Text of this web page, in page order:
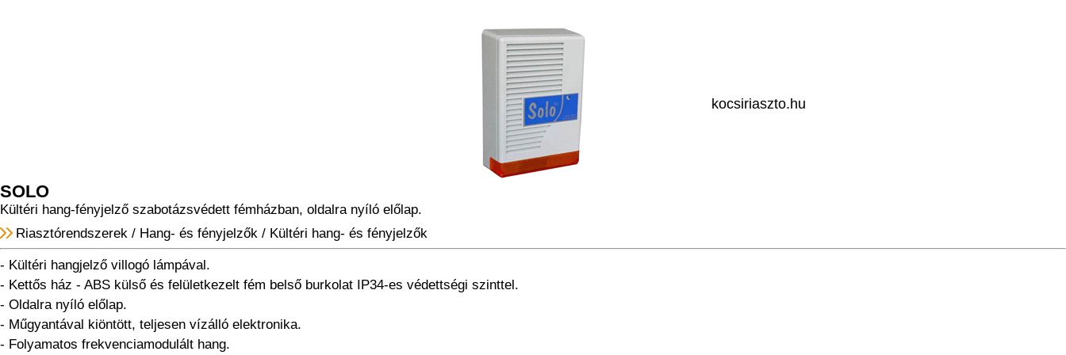
kocsiriaszto.hu
SOLO
Kültéri hang-fényjelző szabotázsvédett fémházban, oldalra nyíló előlap.
Riasztórendszerek / Hang- és fényjelzők / Kültéri hang- és fényjelzők
- Kültéri hangjelző villogó lámpával.
- Kettős ház - ABS külső és felületkezelt fém belső burkolat IP34-es védettségi szinttel.
- Oldalra nyíló előlap.
- Műgyantával kiöntött, teljesen vízálló elektronika.
- Folyamatos frekvenciamodulált hang.